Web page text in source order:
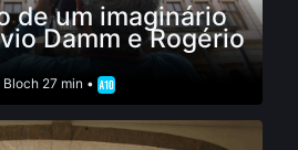
de um imaginário
Damm e Rogério
Bloch 27 min •